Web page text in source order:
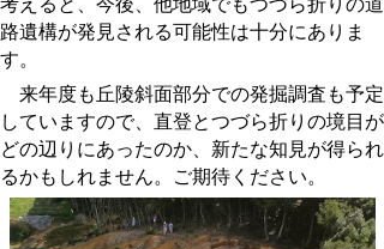
路遺構が発見される可能性は十分にありま
す。
来年度も丘陵斜面部分での発掘調査も予定
していますので、直登とつづら折りの境目 が
どの辺りにあったのか、新たな知見が得られ
るかもしれません。ご期待ください。